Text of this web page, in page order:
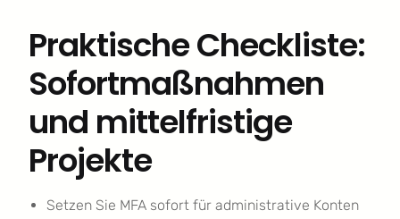
Praktische Checkliste:
Sofortmaßnahmen
und mittelfristige
Projekte
Setzen Sie MFA sofort für administrative Konten